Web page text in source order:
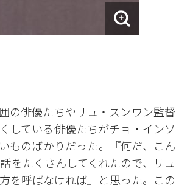
の俳優たちやリュ・スンワン監督
している俳優たちがチョ・インソ
ものばかりだった。『何だ、こん
をたくさんしてくれたので、リュ
を呼ばなければ』と思った。この